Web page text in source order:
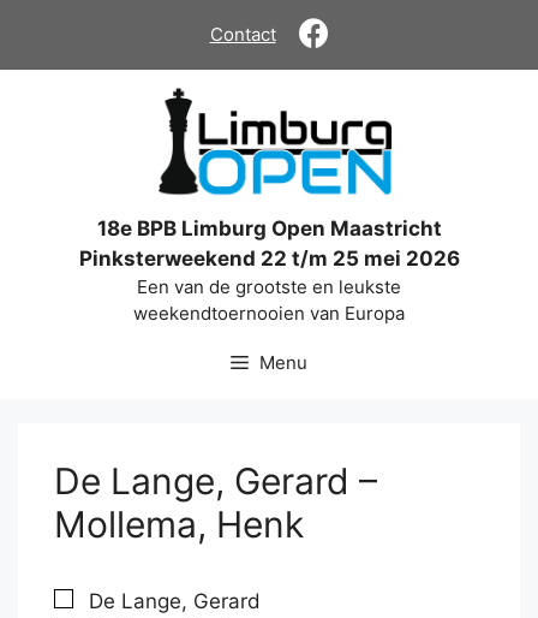
de
Contact
18e BPB Limburg Open Maastricht
Pinksterweekend 22 t/m 25 mei 2026
Een van de grootste en leukste
weekendtoernooien van Europa
Menu
De Lange, Gerard –
Mollema, Henk
De Lange, Gerard